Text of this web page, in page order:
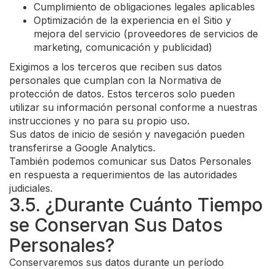
Cumplimiento de obligaciones legales aplicables
Optimización de la experiencia en el Sitio y
mejora del servicio (proveedores de servicios de
marketing, comunicación y publicidad)
Exigimos a los terceros que reciben sus datos
personales que cumplan con la Normativa de
protección de datos. Estos terceros solo pueden
utilizar su información personal conforme a nuestras
instrucciones y no para su propio uso.
Sus datos de inicio de sesión y navegación pueden
transferirse a Google Analytics.
También podemos comunicar sus Datos Personales
en respuesta a requerimientos de las autoridades
judiciales.
3.5. ¿Durante Cuánto Tiempo
se Conservan Sus Datos
Personales?
Conservaremos sus datos durante un período